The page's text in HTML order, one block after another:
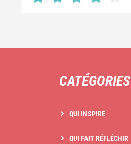
CATÉGORIES
QUI INSPIRE
QUI FAIT RÉFLÉCHIR